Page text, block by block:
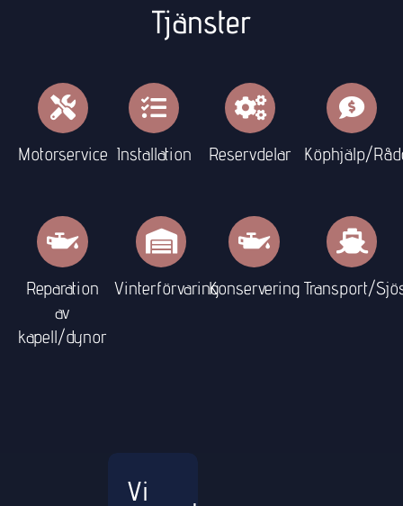
Tjänster
Motorservice Installation Reservdelar Köphjälp/
Reparation
av
kapell/dynor
VinterförvaringKonservering Transport/
Vi